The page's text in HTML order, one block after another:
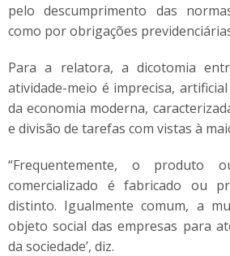
pelo descumprimento das
como por obrigações
Para a relatora, a dicotomia
atividade-meio é imprecisa,
da economia moderna,
e divisão de tarefas com vistas à
“Frequentemente, o produto
comercializado é fabricado ou
distinto. Igualmente comum, a
objeto social das empresas para
da sociedade’, diz.